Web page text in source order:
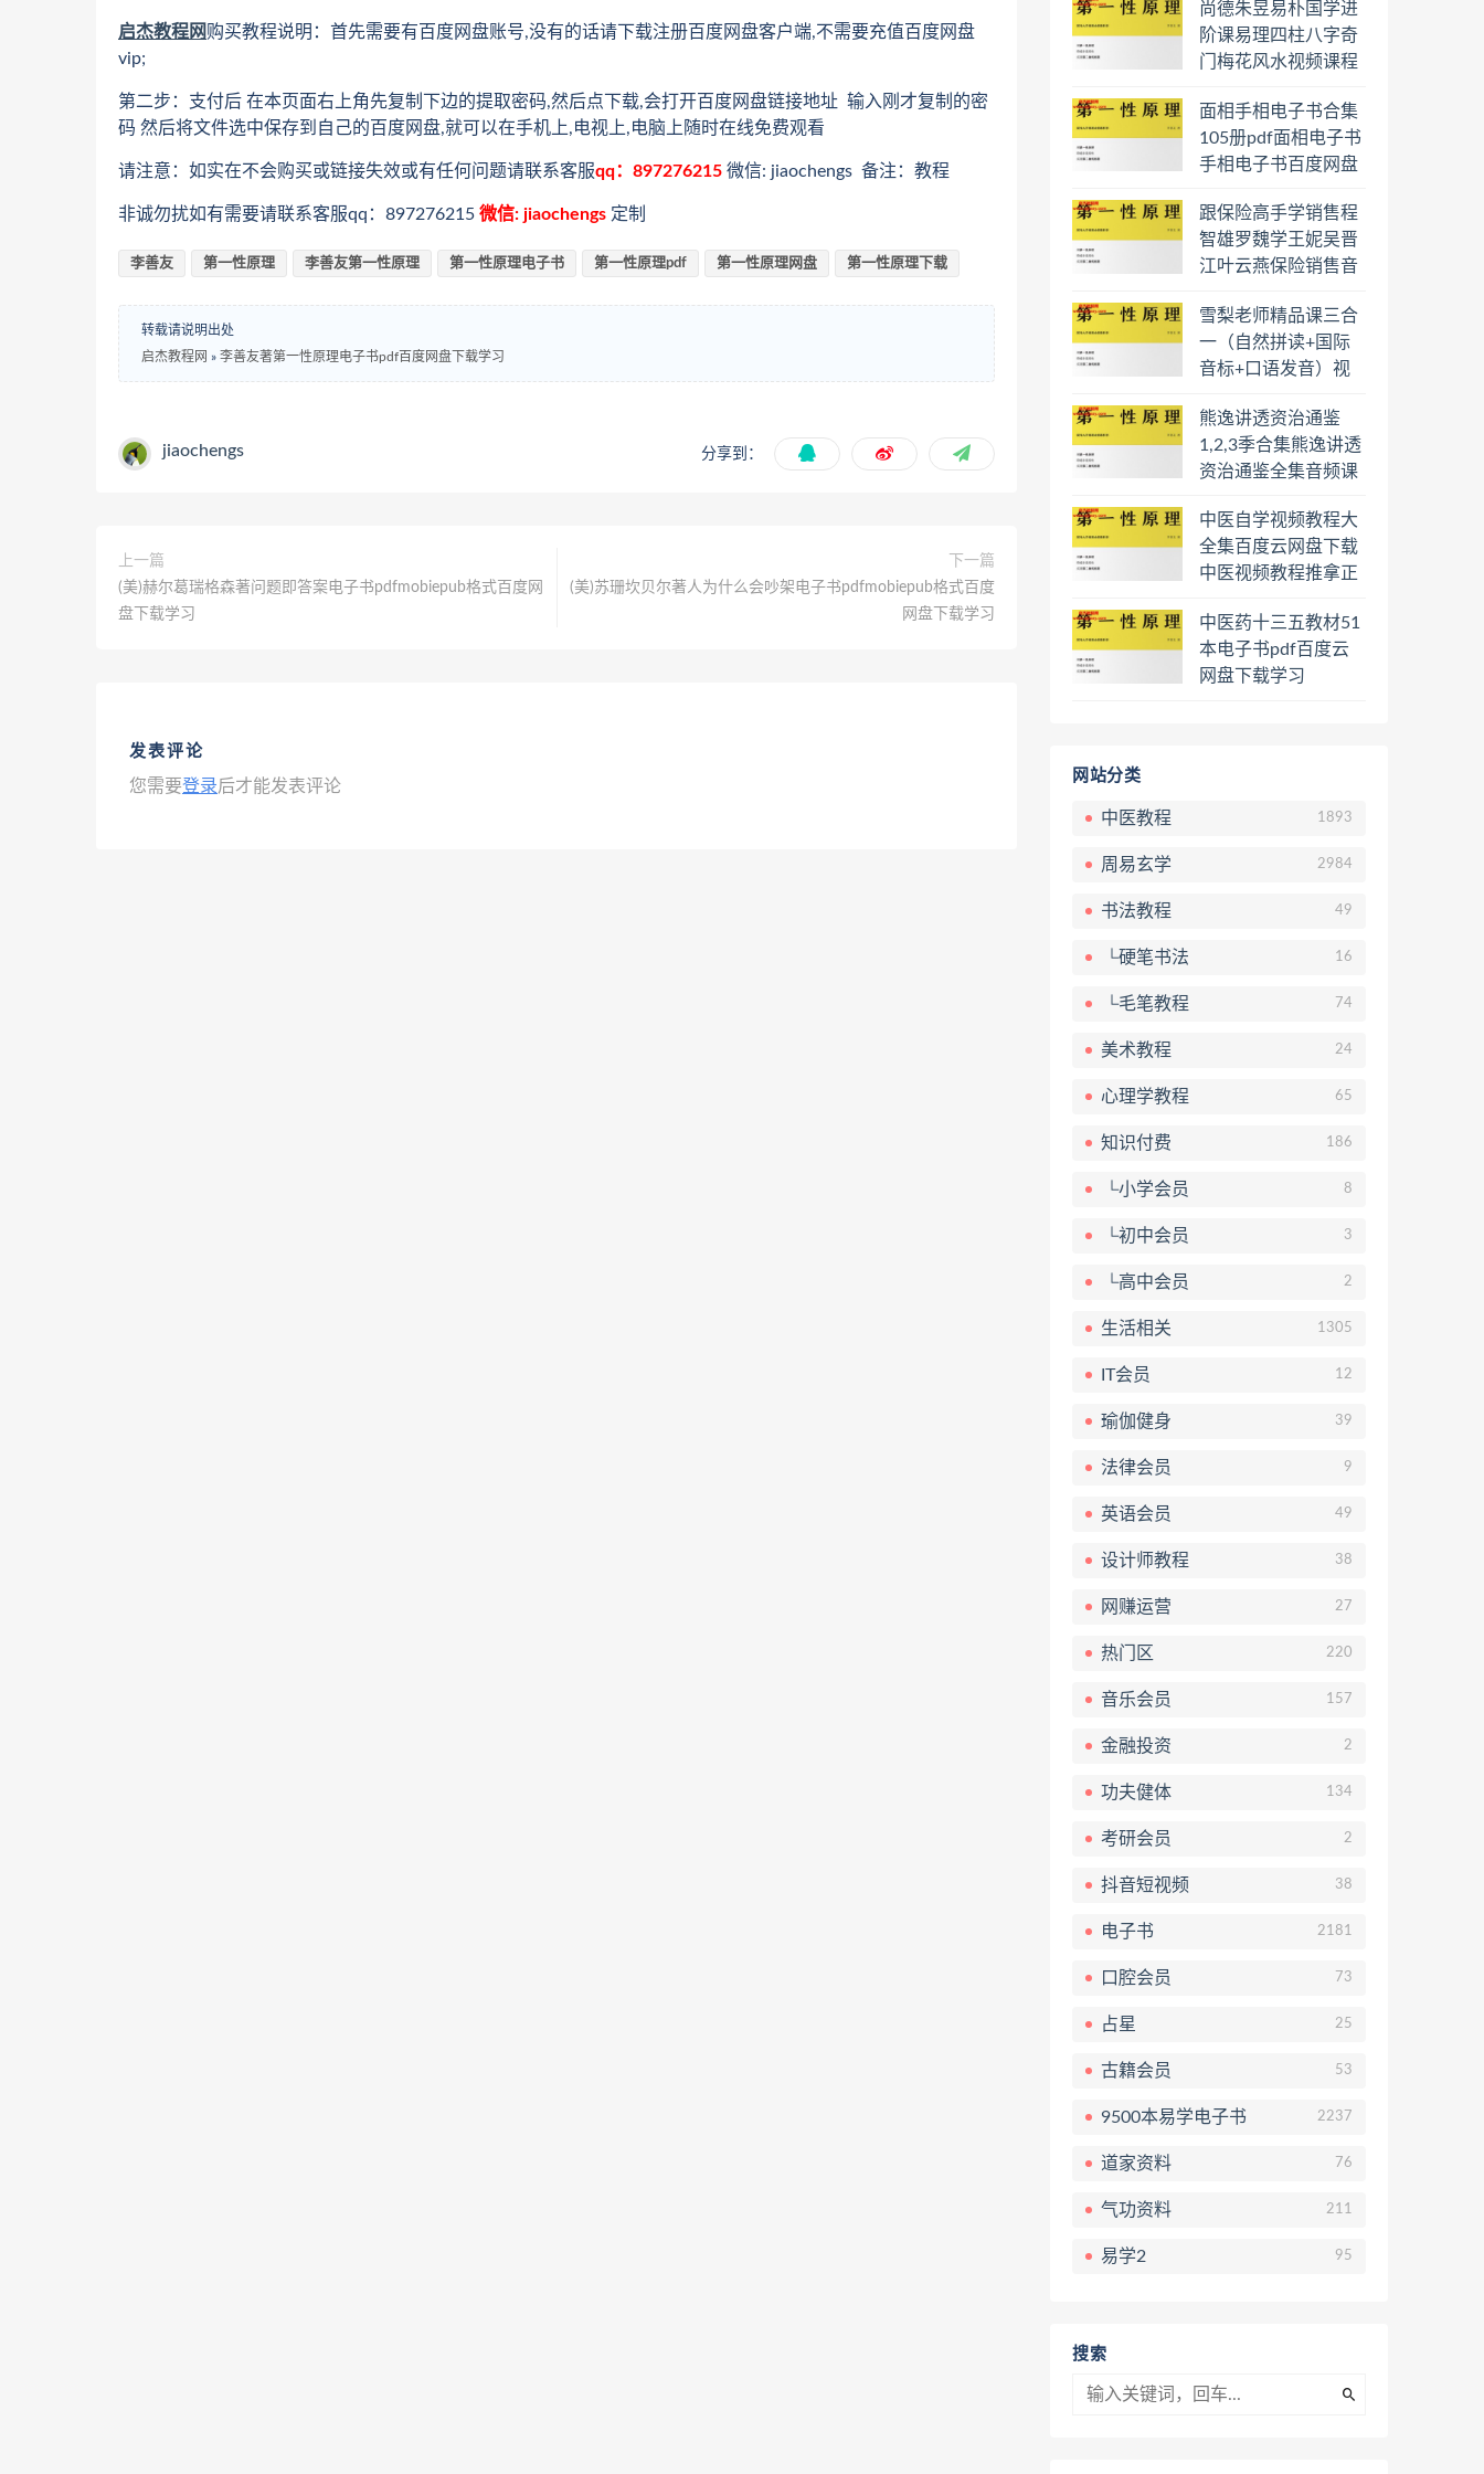
启杰教程网购买教程说明：首先需要有百度网盘账号,没有的话请下载注册百度网盘客户端,不需要充值百度网盘
vip;
第二步：支付后 在本页面右上角先复制下边的提取密码,然后点下载,会打开百度网盘链接地址 输入刚才复制的密
码 然后将文件选中保存到自己的百度网盘,就可以在手机上,电视上,电脑上随时在线免费观看
请注意：如实在不会购买或链接失效或有任何问题请联系客服qq：897276215 微信: jiaochengs 备注：教程
非诚勿扰如有需要请联系客服qq：897276215 微信: jiaochengs 定制
李善友 第一性原理 李善友第一性原理 第一性原理电子书 第一性原理pdf 第一性原理网盘 第一性原理下载
转载请说明出处
启杰教程网 » 李善友著第一性原理电子书pdf百度网盘下载学习
jiaochengs 分享到：
上一篇
(美)赫尔葛瑞格森著问题即答案电子书pdfmobiepub格式百度网
盘下载学习
下一篇
(美)苏珊坎贝尔著人为什么会吵架电子书pdfmobiepub格式百度
网盘下载学习
发表评论
您需要登录后才能发表评论
尚德朱昱易朴国学进
阶课易理四柱八字奇
门梅花风水视频课程
学习
面相手相电子书合集
105册pdf面相电子书
手相电子书百度网盘
跟保险高手学销售程
智雄罗魏学王妮吴晋
江叶云燕保险销售音
盘下载学习
雪梨老师精品课三合
一（自然拼读+国际
音标+口语发音）视
载学习
熊逸讲透资治通鉴
1,2,3季合集熊逸讲透
资治通鉴全集音频课
一二三辑合集百度云
网盘下载学习
中医自学视频教程大
全集百度云网盘下载
中医视频教程推拿正
经络脉诊面诊舌诊手
诊私密终身会员百度
网盘共享群
中医药十三五教材51
本电子书pdf百度云
网盘下载学习
网站分类
中医教程 1893
周易玄学 2984
书法教程 49
└硬笔书法 16
└毛笔教程 74
美术教程 24
心理学教程 65
知识付费 186
└小学会员 8
└初中会员 3
└高中会员 2
生活相关 1305
IT会员 12
瑜伽健身 39
法律会员 9
英语会员 49
设计师教程 38
网赚运营 27
热门区 220
音乐会员 157
金融投资 2
功夫健体 134
考研会员 2
抖音短视频 38
电子书 2181
口腔会员 73
占星 25
古籍会员 53
9500本易学电子书 2237
道家资料 76
气功资料 211
易学2 95
搜索